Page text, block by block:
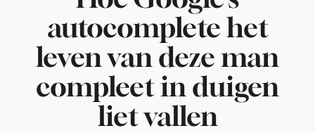
autocomplete het
leven van deze man
compleet in duigen
liet vallen